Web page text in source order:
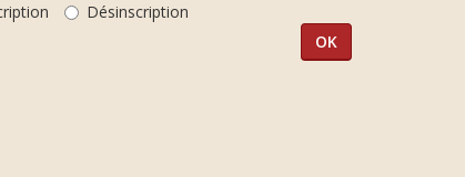
Désinscription